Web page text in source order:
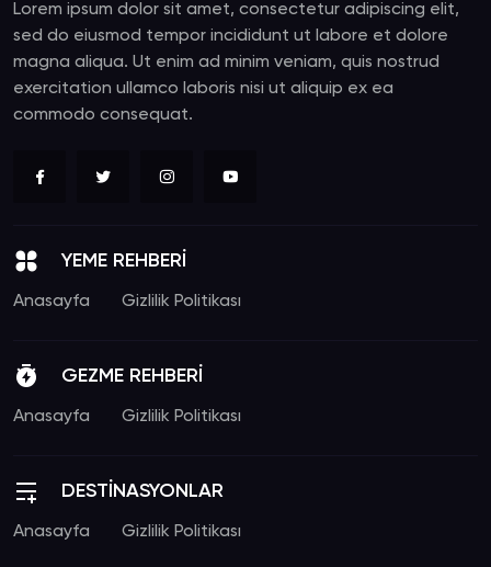
Lorem ipsum dolor sit amet, consectetur adipiscing elit,
sed do eiusmod tempor incididunt ut labore et dolore
magna aliqua. Ut enim ad minim veniam, quis nostrud
exercitation ullamco laboris nisi ut aliquip ex ea
commodo consequat.
YEME REHBERİ
Anasayfa Gizlilik Politikası
GEZME REHBERİ
Anasayfa Gizlilik Politikası
DESTİNASYONLAR
Anasayfa Gizlilik Politikası